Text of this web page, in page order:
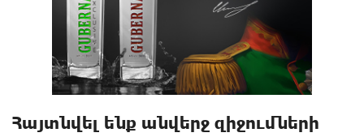
Հայտնվել ենք անվերջ զիջումների